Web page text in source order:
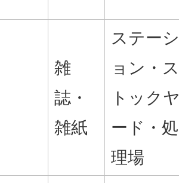
雑
誌・
雑紙
ステーシ
ョン・ス
トック
ード・処
理場